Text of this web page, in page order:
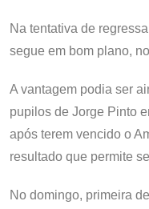
Na tentativa de
segue em bom plano,
A vantagem podia ser
pupilos de Jorge Pinto
após terem vencido o
resultado que permite
No domingo, primeira